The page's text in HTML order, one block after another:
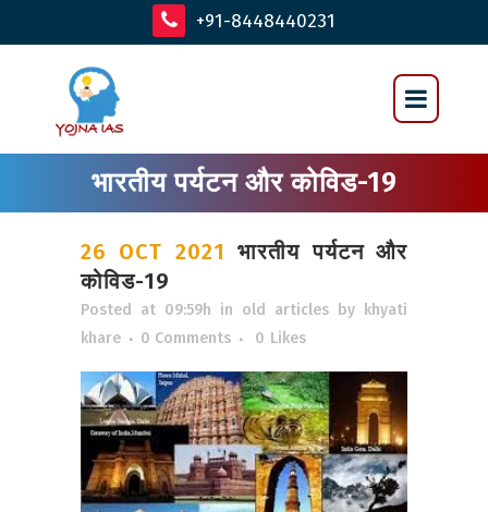
+91-8448440231
भारतीय पर्यटन और कोविड-19
26 OCT 2021 भारतीय पर्यटन और
कोविड-19
Posted at 09:59h in old articles by
khyati
khare
0 Comments 0 Likes